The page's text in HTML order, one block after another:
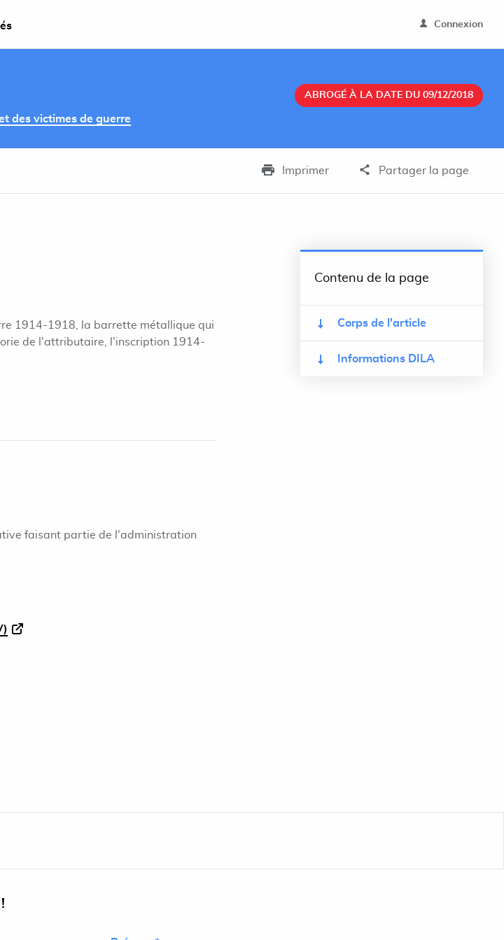
Connexion
des victimes de guerre
ABROGÉ À LA DATE DU 09/12/2018
Imprimer Partager la page
1914-1918, la barrette métallique qui
de l'attributaire, l'inscription 1914-
faisant partie de l'administration
Contenu de la page
Corps de l'article
Informations DILA